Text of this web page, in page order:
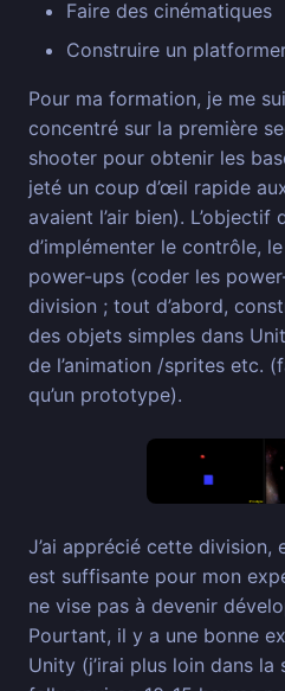
Faire des cinématiques
Construire un
Pour ma formation, je me
concentré sur la première
shooter pour obtenir les
jeté un coup d’œil rapide
avaient l’air bien).
d’implémenter le contrôle,
power-ups (coder les
division ; tout d’abord,
des objets simples dans
de l’animation /sprites etc.
qu’un prototype).
J’ai apprécié cette
est suffisante pour mon
ne vise pas à devenir
Pourtant, il y a une bonne
Unity (j’irai plus loin dans la